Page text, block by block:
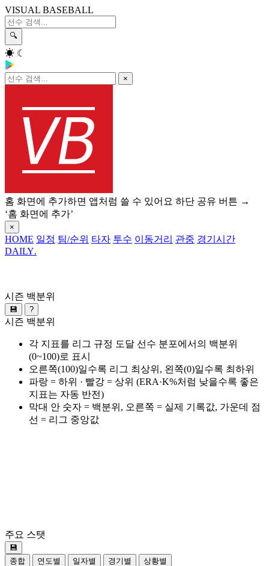
VISUAL BASEBALL
🔍
☀ ☾
×
홈 화면에 추가하면 앱처럼 쓸 수 있어요 하단 공유 버튼 →
‘홈 화면에 추가’
×
HOME 일정 팀/순위 타자 투수 이동거리 관중 경기시간
DAILY.
시즌 백분위
💾 ?
시즌 백분위
각 지표를 리그 규정 도달 선수 분포에서의 백분위
(0~100)로 표시
오른쪽(100)일수록 리그 최상위, 왼쪽(0)일수록 최하위
파랑 = 하위 · 빨강 = 상위 (ERA·K%처럼 낮을수록 좋은
지표는 자동 반전)
막대 안 숫자 = 백분위, 오른쪽 = 실제 기록값, 가운데 점
선 = 리그 중앙값
주요 스탯
💾
종합
연도별 일자별 경기별 상황별